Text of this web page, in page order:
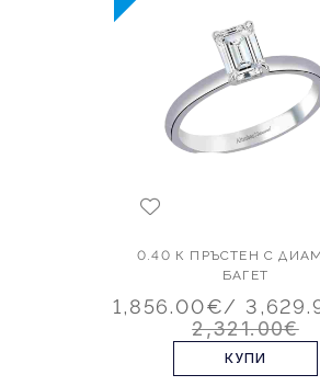
0.40 К ПРЪСТЕН С
БАГЕТ
1,856.00€/
2,321.00€
КУПИ